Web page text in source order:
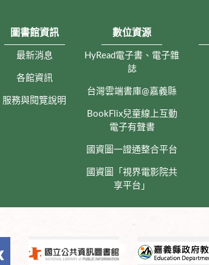
圖書館資訊
最新消息
各館資訊
服務與閱覽說明
數位資源
HyRead電子書、電子雜
誌
台灣雲端書庫@嘉義縣
BookFlix兒童線上互動
電子有聲書
國資圖一證通整合平台
國資圖「視界電影院共
享平台」